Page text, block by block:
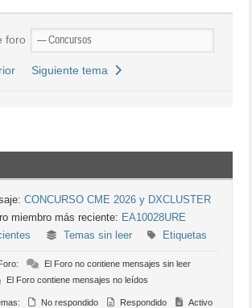
foro
Siguiente tema
CONCURSO CME 2026 y DXCLUSTER
miembro más reciente: EA10028URE
Temas sin leer Etiquetas
El Foro no contiene mensajes sin leer
El Foro contiene mensajes no leídos
No respondido Respondido
Activo